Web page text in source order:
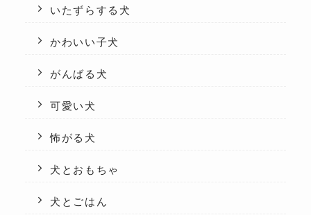
いたずらする犬
かわいい子犬
がんばる犬
可愛い犬
怖がる犬
犬とおもちゃ
犬とごはん